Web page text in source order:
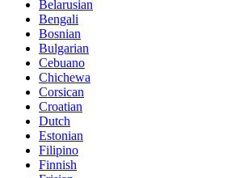
Belarusian
Bengali
Bosnian
Bulgarian
Cebuano
Chichewa
Corsican
Croatian
Dutch
Estonian
Filipino
Finnish